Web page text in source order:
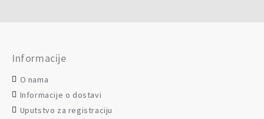
Informacije
O nama
Informacije o dostavi
Uputstvo za registraciju